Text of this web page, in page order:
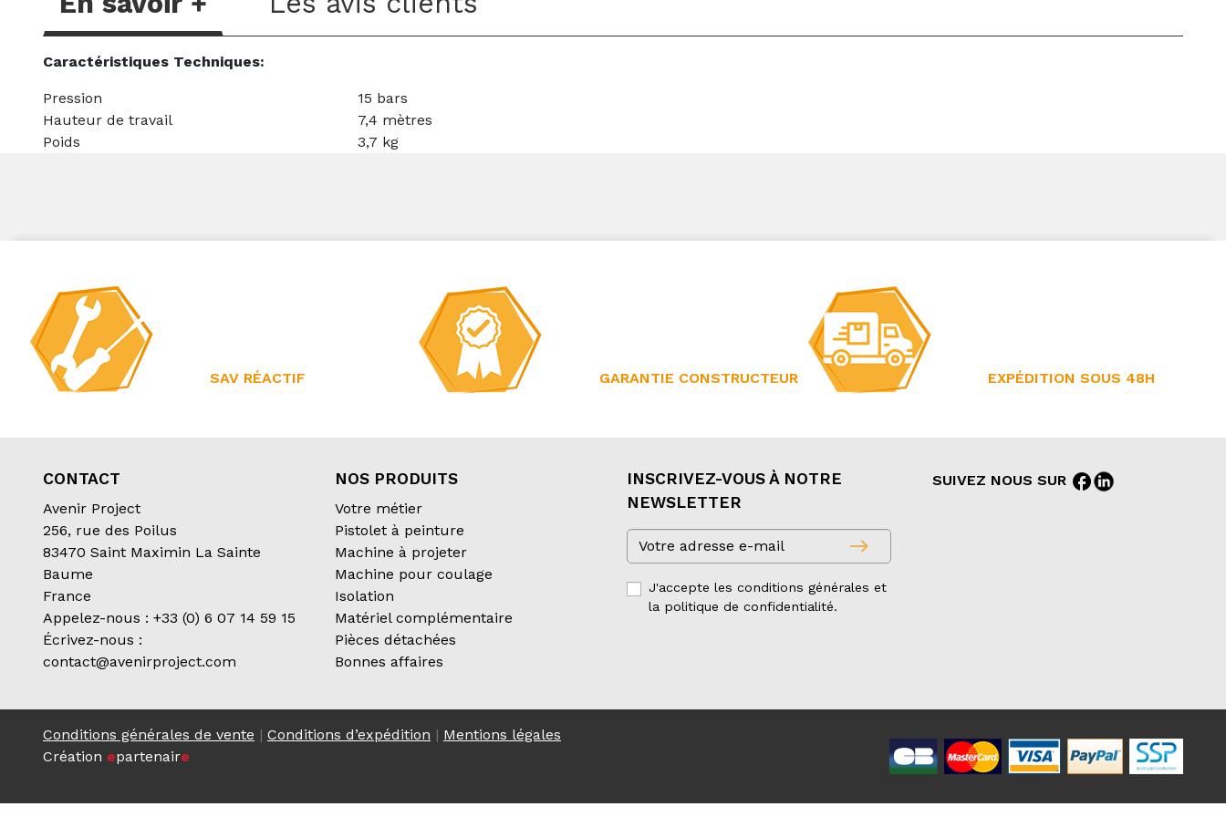
Caractéristiques Techniques:
Pression
15 bars
Hauteur de travail
7,4 mètres
Poids
3,7 kg
SAV RÉACTIF GARANTIE CONSTRUCTEUR EXPÉDITION SOUS 48H
CONTACT
Avenir Project
256, rue des Poilus
83470 Saint Maximin La Sainte
Baume
France
Appelez-nous : +33 (0) 6 07 14 59 15
Écrivez-nous :
contact@avenirproject.com
NOS PRODUITS
Votre métier
Pistolet à peinture
Machine à projeter
Machine pour coulage
Isolation
Matériel complémentaire
Pièces détachées
Bonnes affaires
INSCRIVEZ-VOUS À NOTRE
NEWSLETTER
east
J'accepte les conditions générales et
la politique de confidentialité.
SUIVEZ NOUS SUR facebook
Conditions générales de vente | Conditions d’expédition | Mentions légales
Création epartenaire